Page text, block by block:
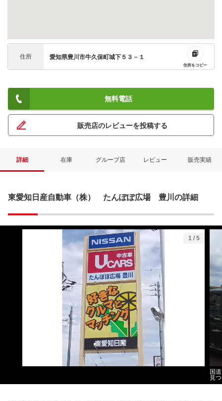
住所 愛知県豊川市牛久保町城下５３－１
住所をコピー
無料電話
販売店のレビューを投稿する
詳細 在庫 グループ店 レビュー 販売実績
東愛知日産自動車（株） たんぽぽ広場 豊川の詳細
1 / 5
国
見